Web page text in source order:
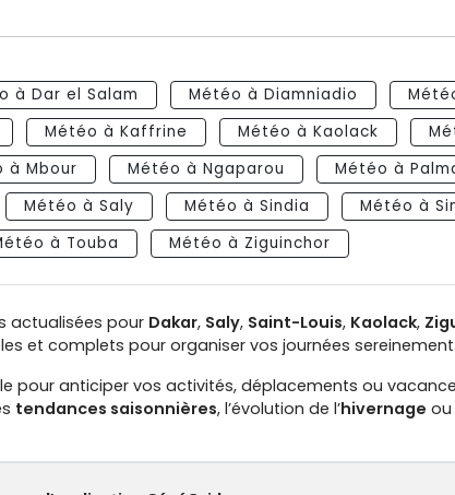
à Dar el Salam Météo à Diamniadio
Météo à Kaffrine Météo à Kaolack
à Mbour Météo à Ngaparou Météo à
Météo à Saly Météo à Sindia Météo à
à Touba Météo à Ziguinchor
actualisées pour Dakar, Saly, Saint-Louis, Kaolack,
et complets pour organiser vos journées sereinement.
pour anticiper vos activités, déplacements ou
tendances saisonnières, l’évolution de l’hivernage ou